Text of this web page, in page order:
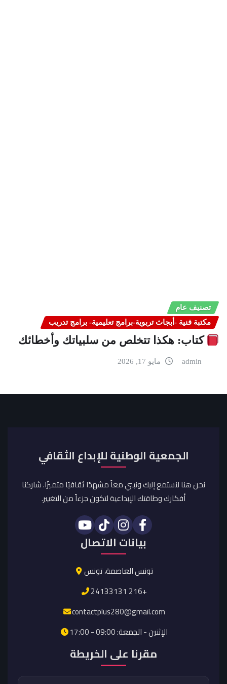
تصنيف عام
مكتبة فنية -أبجاث تربوية-برامج تعليمية- برامج تدريب
كتاب: هكذا تتخلص من سلبياتك وأخطائك
admin مايو 17, 2026
الجمعية الوطنية للإبداع الثقافي
نحن هنا لنستمع إليك ونبني معاً مشهدًا ثقافيًا متميزًا. شاركنا
أفكارك وطاقتك الإبداعية لتكون جزءاً من التغيير.
بيانات الاتصال
تونس العاصمة، تونس
24133131 216+
contactplus280@gmail.com
الإثنين - الجمعة: 09:00 - 17:00
مقرنا على الخريطة